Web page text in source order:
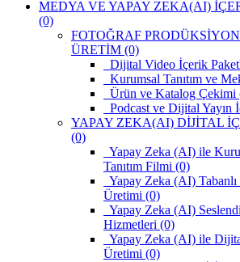
MEDYA VE YAPAY ZEKA(AI)
(0)
FOTOĞRAF
ÜRETİM (0)
Dijital Video İçerik
Kurumsal Tanıtım ve
Ürün ve Katalog Çekimi
Podcast ve Dijital Yayın
YAPAY ZEKA(AI) DİJİTAL
(0)
Yapay Zeka (AI) ile
Tanıtım Filmi (0)
Yapay Zeka (AI)
Üretimi (0)
Yapay Zeka (AI)
Hizmetleri (0)
Yapay Zeka (AI) ile
Üretimi (0)